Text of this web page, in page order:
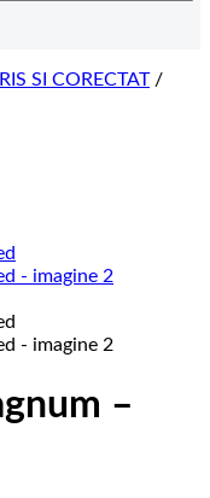
SI CORECTAT /
–